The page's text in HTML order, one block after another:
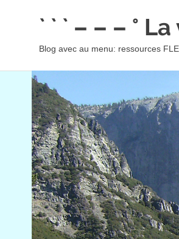
` ` ` – – – °
Blog avec au menu: ressources